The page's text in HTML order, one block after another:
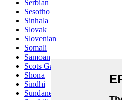
Serbian
Sesotho
Sinhala
Slovak
Slovenian
Somali
Samoan
Scots Gaelic
Shona
Sindhi
Sundanese